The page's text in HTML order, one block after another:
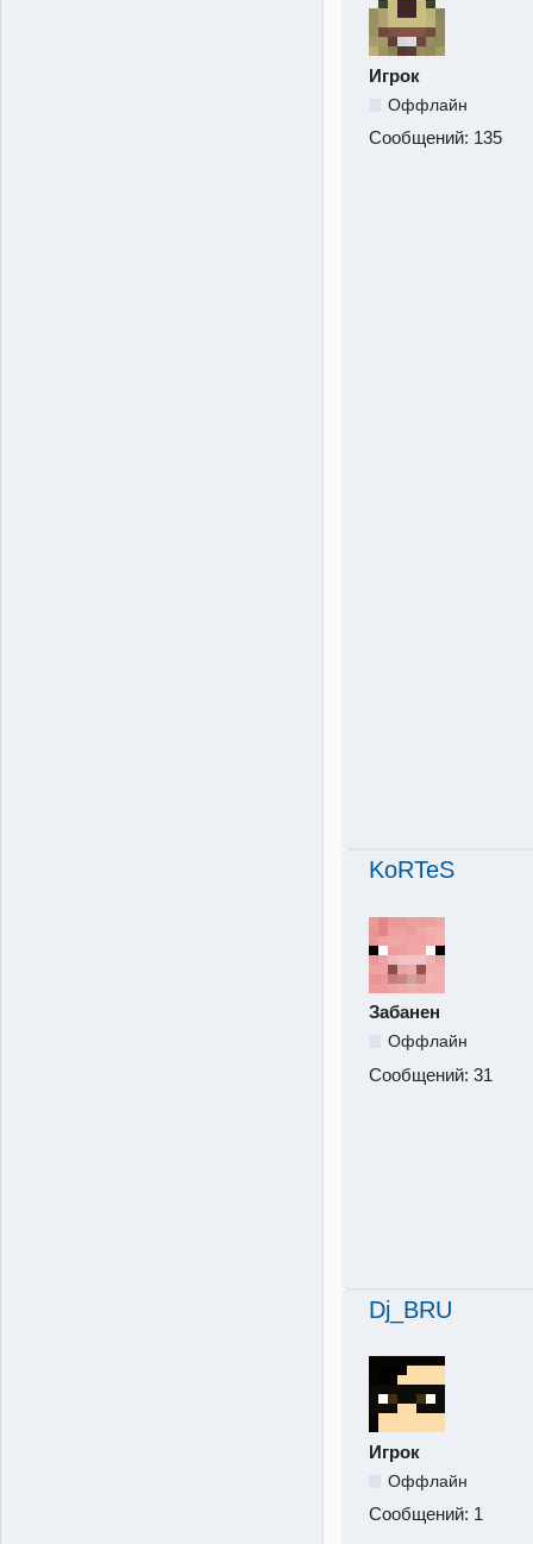
Игрок
Оффлайн
Сообщений: 135
KoRTeS
Забанен
Оффлайн
Сообщений: 31
Dj_BRU
Игрок
Оффлайн
Сообщений: 1